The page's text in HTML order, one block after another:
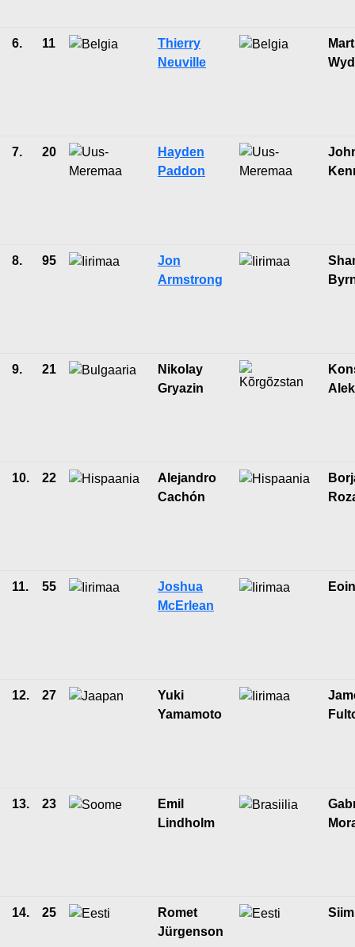
6. 11
Thierry
Neuville
7. 20
Hayden
Paddon
8. 95
Jon
Armstrong
9. 21
Nikolay
Gryazin
10. 22
Alejandro
Cachón
11. 55
Joshua
McErlean
12. 27
Yuki
Yamamoto
13. 23
Emil
Lindholm
14. 25
Romet
Jürgenson